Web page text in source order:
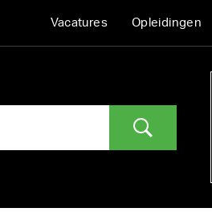
Vacatures Opleidingen